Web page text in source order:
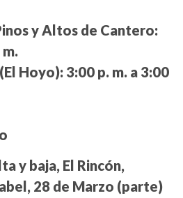
y Altos de Cantero:
Hoyo): 3:00 p. m. a 3:00
y baja, El Rincón,
28 de Marzo (parte)